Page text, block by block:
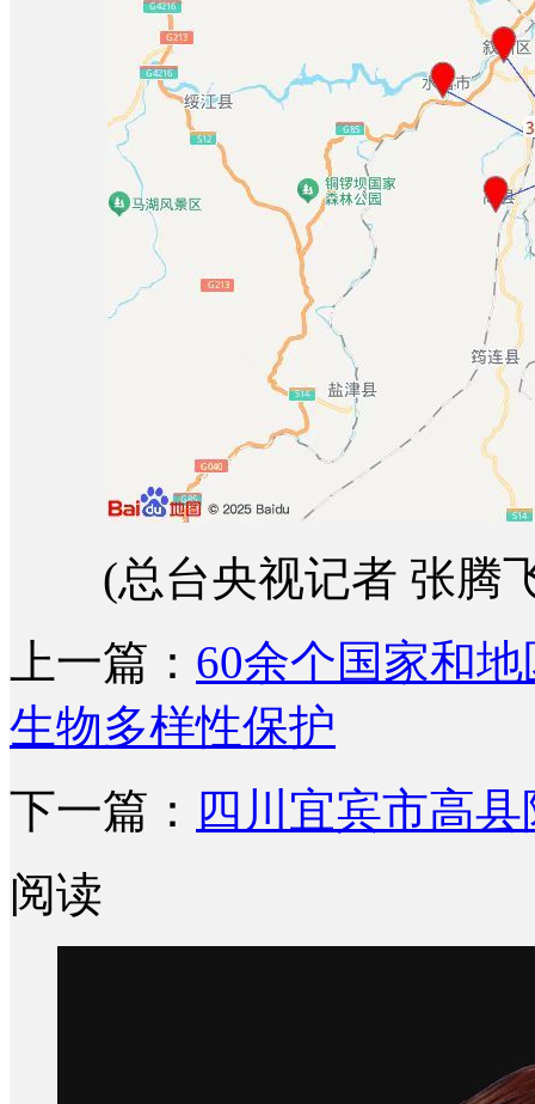
(总台央视记者 张腾
上一篇： 60余个国家和
生物多样性保护
下一篇： 四川宜宾市高
阅读